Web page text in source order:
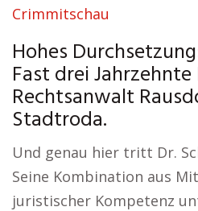
Crimmitschau
Hohes
Fast drei
Rechtsanwalt
Stadtroda.
Und genau hier tritt Dr.
Seine Kombination aus
juristischer Kompetenz